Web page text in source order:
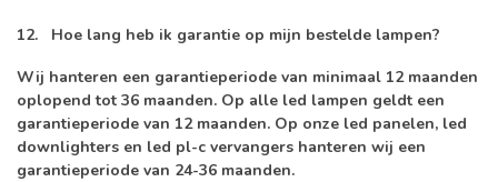
12. Hoe lang heb ik garantie op mijn bestelde lampen?
Wij hanteren een garantieperiode van minimaal 12 maanden
oplopend tot 36 maanden. Op alle led lampen geldt een
garantieperiode van 12 maanden. Op onze led panelen, led
downlighters en led pl-c vervangers hanteren wij een
garantieperiode van 24-36 maanden.